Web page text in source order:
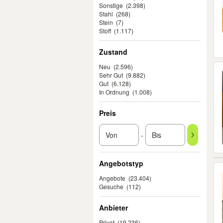
Sonstige (2.398)
Stahl (268)
Stein (7)
Stoff (1.117)
Zustand
Neu (2.596)
Sehr Gut (9.882)
Gut (6.128)
In Ordnung (1.008)
Preis
-
Angebotstyp
Angebote (23.404)
Gesuche (112)
Anbieter